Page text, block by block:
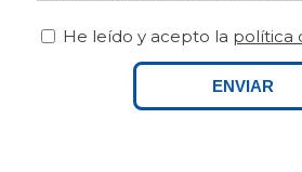
electrónico, así como de sus adjuntos si los
De acuerdo con la L.O. 3/2018 de
Personal y Garantía de los Derechos
sus derechos dirigiéndose a FINCAS
He leído y acepto la política
ENVIAR